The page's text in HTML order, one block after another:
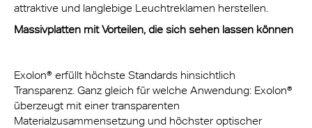
attraktive und langlebige Leuchtreklamen herstellen.
Massivplatten mit Vorteilen, die sich sehen lassen können
Exolon® erfüllt höchste Standards hinsichtlich
Transparenz. Ganz gleich für welche Anwendung: Exolon®
überzeugt mit einer transparenten
Materialzusammensetzung und höchster optischer